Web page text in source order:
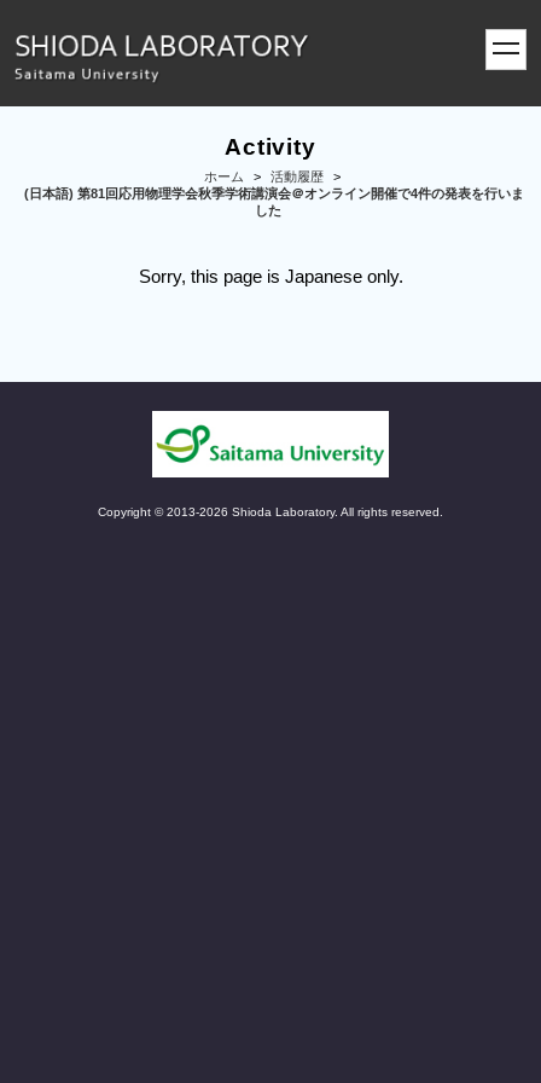
toggle
Activity
ホーム > 活動履歴
>
(日本語) 第81回応用物理学会秋季学術講演会＠オンライン開催で4件の発表を行いま
した
Sorry, this page is Japanese only.
Copyright © 2013-2026 Shioda Laboratory. All rights reserved.